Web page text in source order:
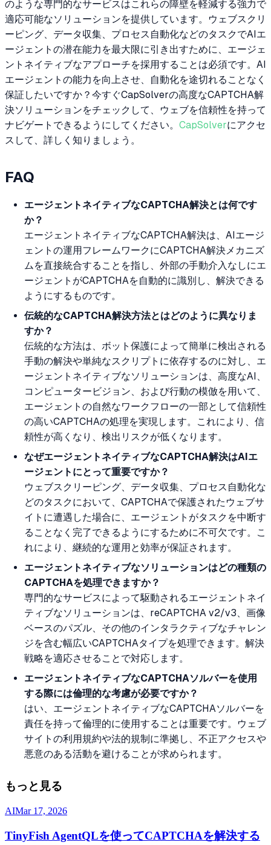
のような専門的なサービスはこれらの障壁を軽減する強力で
適応可能なソリューションを提供しています。ウェブスクリ
ーピング、データ収集、プロセス自動化などのタスクでAIエ
ージェントの潜在能力を最大限に引き出すために、エージェ
ントネイティブなアプローチを採用することは必須です。AI
エージェントの能力を向上させ、自動化を途切れることなく
保証したいですか？今すぐCapSolverの高度なCAPTCHA解
決ソリューションをチェックして、ウェブを信頼性を持って
ナビゲートできるようにしてください。 CapSolverにアクセ
スして、詳しく知りましょう。
FAQ
エージェントネイティブなCAPTCHA解決とは何です
か？
エージェントネイティブなCAPTCHA解決は、AIエージ
ェントの運用フレームワークにCAPTCHA解決メカニズ
ムを直接統合することを指し、外部の手動介入なしにエ
ージェントがCAPTCHAを自動的に識別し、解決できる
ようにするものです。
伝統的なCAPTCHA解決方法とはどのように異なりま
すか？
伝統的な方法は、ボット保護によって簡単に検出される
手動の解決や単純なスクリプトに依存するのに対し、エ
ージェントネイティブなソリューションは、高度なAI、
コンピュータービジョン、および行動の模倣を用いて、
エージェントの自然なワークフローの一部として信頼性
の高いCAPTCHAの処理を実現します。これにより、信
頼性が高くなり、検出リスクが低くなります。
なぜエージェントネイティブなCAPTCHA解決はAIエ
ージェントにとって重要ですか？
ウェブスクリーピング、データ収集、プロセス自動化な
どのタスクにおいて、CAPTCHAで保護されたウェブサ
イトに遭遇した場合に、エージェントがタスクを中断す
ることなく完了できるようにするために不可欠です。こ
れにより、継続的な運用と効率が保証されます。
エージェントネイティブなソリューションはどの種類の
CAPTCHAを処理できますか？
専門的なサービスによって駆動されるエージェントネイ
ティブなソリューションは、reCAPTCHA v2/v3、画像
ベースのパズル、その他のインタラクティブなチャレン
ジを含む幅広いCAPTCHAタイプを処理できます。解決
戦略を適応させることで対応します。
エージェントネイティブなCAPTCHAソルバーを使用
する際には倫理的な考慮が必要ですか？
はい、エージェントネイティブなCAPTCHAソルバーを
責任を持って倫理的に使用することは重要です。ウェブ
サイトの利用規約や法的規制に準拠し、不正アクセスや
悪意のある活動を避けることが求められます。
もっと見る
AIMar 17, 2026
TinyFish AgentQLを使ってCAPTCHAを解決する